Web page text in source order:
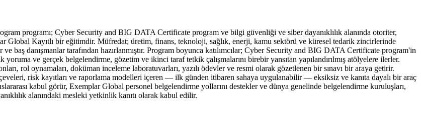
programı; Cyber Security and BIG DATA Certificate program ve bilgi güvenliği ve siber dayanıklılık alanında otoriter,
Global Kayıtlı bir eğitimdir. Müfredat; üretim, finans, teknoloji, sağlık, enerji, kamu sektörü ve küresel tedarik zincirlerinde
baş danışmanlar tarafından hazırlanmıştır. Program boyunca katılımcılar; Cyber Security and BIG DATA Certificate program'in
ve gerçek belgelendirme, gözetim ve ikinci taraf tetkik çalışmalarını birebir yansıtan yapılandırılmış atölyelere ilerler.
rol oynamaları, doküman inceleme laboratuvarları, yazılı ödevler ve resmi olarak gözetlenen bir sınavı bir araya getirir.
risk kayıtları ve raporlama modelleri içeren — ilk günden itibaren sahaya uygulanabilir — eksiksiz ve kanıta dayalı bir araç
kabul görür, Exemplar Global personel belgelendirme yollarını destekler ve dünya genelinde belgelendirme kuruluşları,
alanındaki mesleki yetkinlik kanıtı olarak kabul edilir.